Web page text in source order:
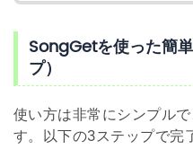
SongGetを使った簡
プ）
使い方は非常にシンプル
す。以下の3ステップで完